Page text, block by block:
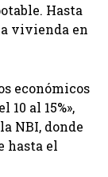
Hasta
vivienda en
económicos
10 al 15%»,
NBI, donde
hasta el